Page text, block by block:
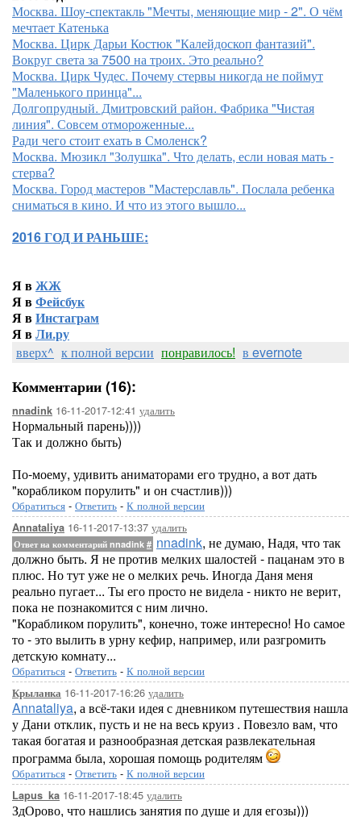
Москва. Шоу-спектакль "Мечты, меняющие мир - 2". О чём
мечтает Катенька
Москва. Цирк Дарьи Костюк "Калейдоскоп фантазий".
Вокруг света за 7500 на троих. Это реально?
Москва. Цирк Чудес. Почему стервы никогда не поймут
"Маленького принца"...
Долгопрудный. Дмитровский район. Фабрика "Чистая
линия". Совсем отмороженные...
Ради чего стоит ехать в Смоленск?
Москва. Мюзикл "Золушка". Что делать, если новая мать -
стерва?
Москва. Город мастеров "Мастерславль". Послала ребенка
сниматься в кино. И что из этого вышло...
2016 ГОД И РАНЬШЕ:
Я вЖЖ
Я вФейсбук
Я вИнстаграм
Я вЛи.ру
вверх^ к полной версии понравилось! в evernote
Комментарии (16):
nnadink 16-11-2017-12:41 удалить
Нормальный парень))))
Так и должно быть)
По-моему, удивить аниматорами его трудно, а вот дать
"корабликом порулить" и он счастлив)))
Обратиться - Ответить - К полной версии
Annataliya 16-11-2017-13:37 удалить
Ответ на комментарий nnadink # nnadink, не думаю, Надя, что так
должно быть. Я не против мелких шалостей - пацанам это в
плюс. Но тут уже не о мелких речь. Иногда Даня меня
реально пугает... Ты его просто не видела - никто не верит,
пока не познакомится с ним лично.
"Корабликом порулить", конечно, тоже интересно! Но самое
то - это вылить в урну кефир, например, или разгромить
детскую комнату...
Обратиться - Ответить - К полной версии
Крыланка 16-11-2017-16:26 удалить
Annataliya, а всё-таки идея с дневником путешествия нашла
у Дани отклик, пусть и не на весь круиз . Повезло вам, что
такая богатая и разнообразная детская развлекательная
программа была, хорошая помощь родителям
Обратиться - Ответить - К полной версии
Lapus_ka 16-11-2017-18:45 удалить
ЗдОрово, что нашлись занятия по душе и для егозы)))